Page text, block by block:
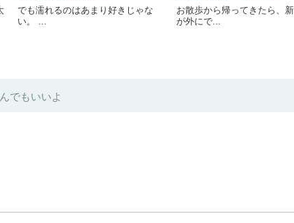
でも濡れるのはあまり好きじゃな
い。 ...
お散歩から帰ってきたら、
が外にで...
でもいいよ